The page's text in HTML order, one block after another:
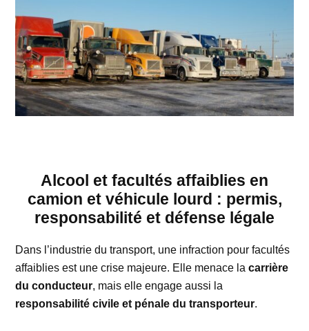
Alcool et facultés affaiblies en
camion et véhicule lourd : permis,
responsabilité et défense légale
Dans l’industrie du transport, une infraction pour facultés
affaiblies est une crise majeure. Elle menace lacarrière
du conducteur, mais elle engage aussi la
responsabilité civile et pénale du transporteur.